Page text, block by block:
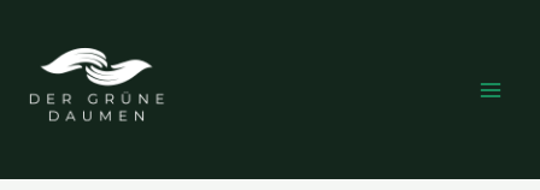
springen